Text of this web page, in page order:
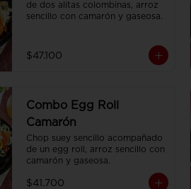
de dos alitas colombinas, arroz
sencillo con camarón y gaseosa.
$47.100
Combo Egg Roll
Camarón
Chop suey sencillo acompañado
de un egg roll, arroz sencillo con
camarón y gaseosa.
$41.700